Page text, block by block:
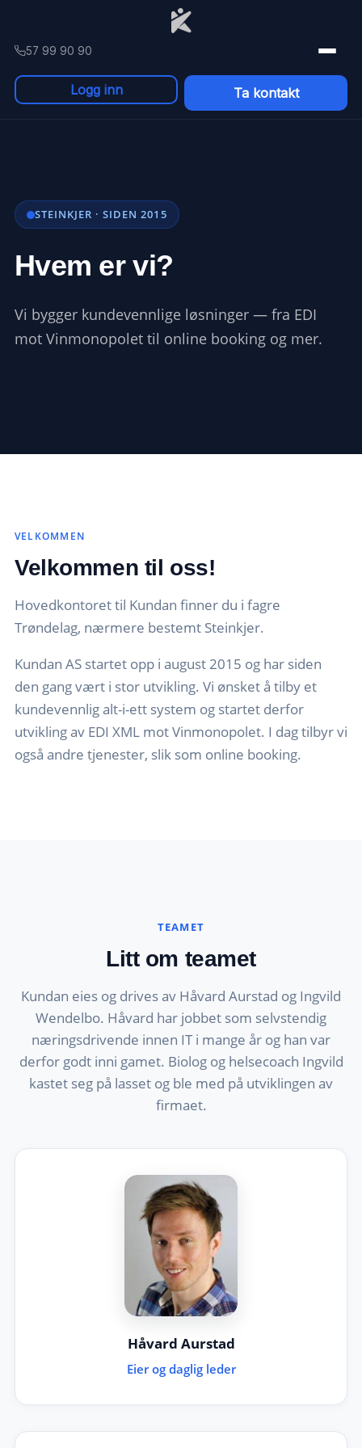
57 99 90 90
Logg inn Ta kontakt
STEINKJER · SIDEN 2015
Hvem er vi?
Vi bygger kundevennlige løsninger — fra EDI
mot Vinmonopolet til online booking og mer.
VELKOMMEN
Velkommen til oss!
Hovedkontoret til Kundan finner du i fagre
Trøndelag, nærmere bestemt Steinkjer.
Kundan AS startet opp i august 2015 og har siden
den gang vært i stor utvikling. Vi ønsket å tilby et
kundevennlig alt-i-ett system og startet derfor
utvikling av EDI XML mot Vinmonopolet. I dag tilbyr vi
også andre tjenester, slik som online booking.
TEAMET
Litt om teamet
Kundan eies og drives av Håvard Aurstad og Ingvild
Wendelbo. Håvard har jobbet som selvstendig
næringsdrivende innen IT i mange år og han var
derfor godt inni gamet. Biolog og helsecoach Ingvild
kastet seg på lasset og ble med på utviklingen av
firmaet.
Håvard Aurstad
Eier og daglig leder